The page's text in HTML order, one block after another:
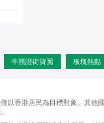
牛熊證街貨圖 板塊熱點
以香港居民為目標對象。其